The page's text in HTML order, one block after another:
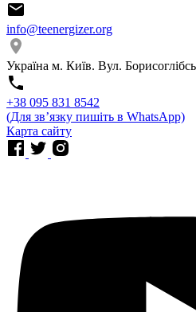
info@teenergizer.org
Україна м. Київ. Вул.
⁨+38 095 831 8542⁩
(Для звʼязку пишіть в WhatsApp)
Карта сайту